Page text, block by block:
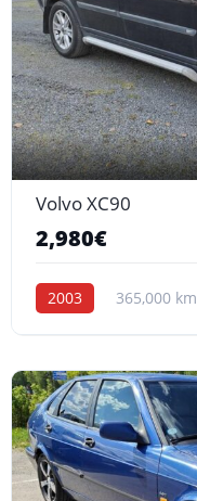
Volvo XC90
2,980€
2003 365,000 km